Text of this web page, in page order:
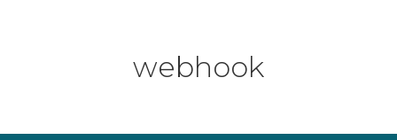
webhook